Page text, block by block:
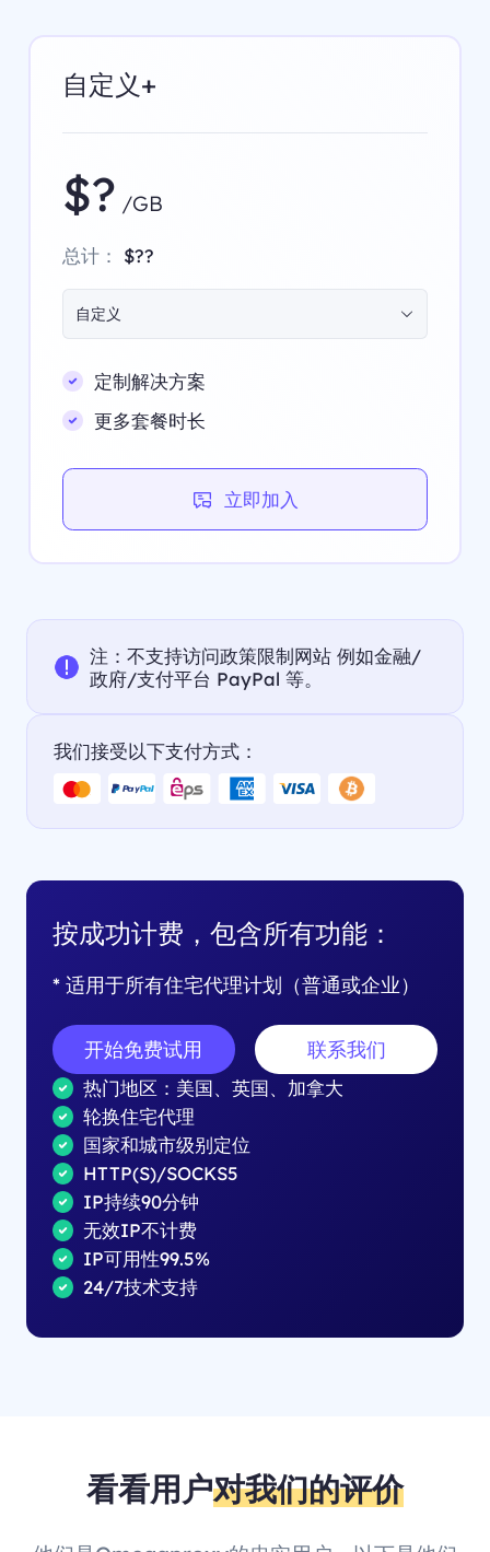
自定义+
$? /GB
总计： $??
自定义
定制解决方案
更多套餐时长
立即加入
注：不支持访问政策限制网站 例如金融/
政府/支付平台 PayPal 等。
我们接受以下支付方式：
按成功计费，包含所有功能：
* 适用于所有住宅代理计划（普通或企业）
开始免费试用 联系我们
热门地区：美国、英国、加拿大
轮换住宅代理
国家和城市级别定位
HTTP(S)/SOCKS5
IP持续90分钟
无效IP不计费
IP可用性99.5%
24/7技术支持
看看用户对我们的评价